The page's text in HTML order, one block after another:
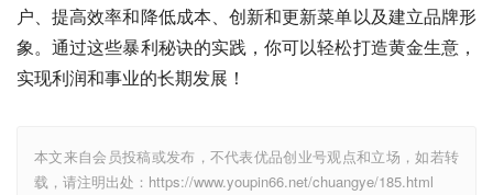
户、提高效率和降低成本、创新和更新菜单以及建立品牌形
象。通过这些暴利秘诀的实践，你可以轻松打造黄金生意，
实现利润和事业的长期发展！
本文来自会员投稿或发布，不代表优品创业号观点和立场，如若转
载，请注明出处：https://www.youpin66.net/chuangye/185.html